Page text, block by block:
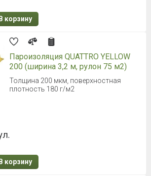
В корзину
Пароизоляция QUATTRO YELLOW
200 (ширина 3,2 м, рулон 75 м2)
Толщина 200 мкм, поверхностная
плотность 180 г/м2
В корзину